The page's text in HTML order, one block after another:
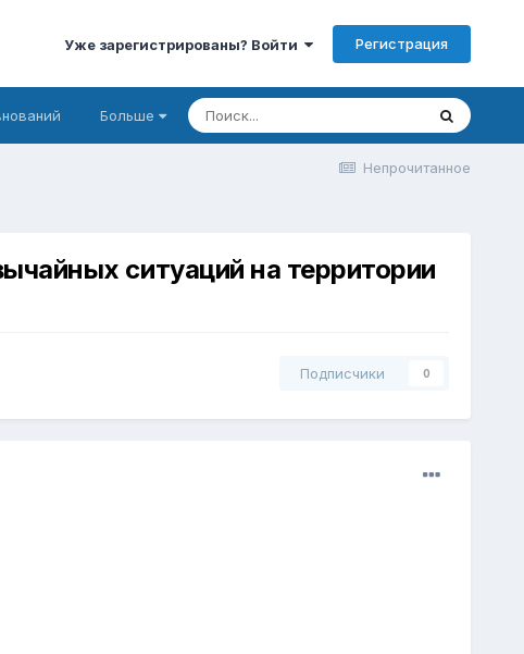
Уже зарегистрированы? Войти Регистрация
Больше
Непрочитанное
ситуаций на территории
Подписчики 0